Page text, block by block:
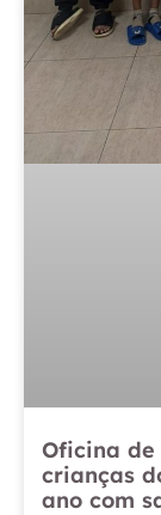
Oficina
crianças
ano com